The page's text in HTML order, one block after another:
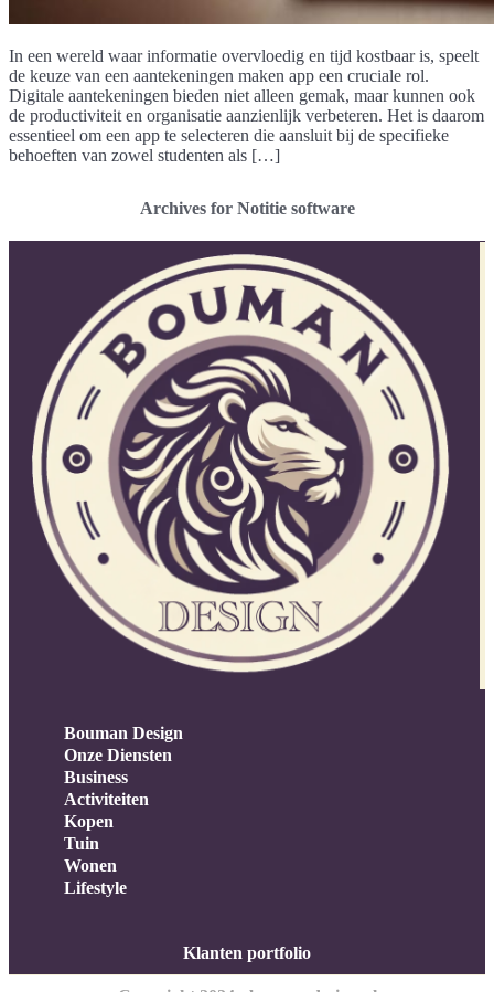
In een wereld waar informatie overvloedig en tijd kostbaar is, speelt
de keuze van een aantekeningen maken app een cruciale rol.
Digitale aantekeningen bieden niet alleen gemak, maar kunnen ook
de productiviteit en organisatie aanzienlijk verbeteren. Het is daarom
essentieel om een app te selecteren die aansluit bij de specifieke
behoeften van zowel studenten als […]
Archives for Notitie software
Bouman Design
Onze Diensten
Business
Activiteiten
Kopen
Tuin
Wonen
Lifestyle
Klanten portfolio